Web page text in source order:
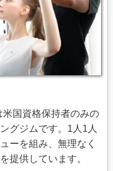
国資格保持者のみの
グジムです。1人1人
ーを組み、無理なく
提供しています。